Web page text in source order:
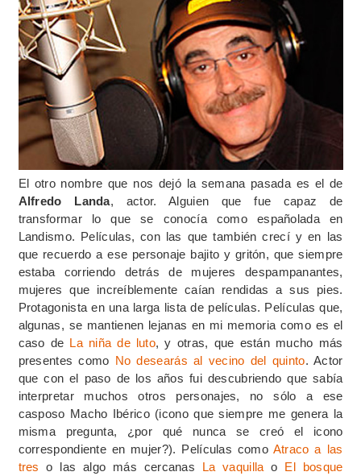
El otro nombre que nos dejó la semana pasada es el de
Alfredo Landa, actor. Alguien que fue capaz de
transformar lo que se conocía como españolada en
Landismo. Películas, con las que también crecí y en las
que recuerdo a ese personaje bajito y gritón, que siempre
estaba corriendo detrás de mujeres despampanantes,
mujeres que increíblemente caían rendidas a sus pies.
Protagonista en una larga lista de películas. Películas que,
algunas, se mantienen lejanas en mi memoria como es el
caso de La niña de luto, y otras, que están mucho más
presentes como No desearás al vecino del quinto. Actor
que con el paso de los años fui descubriendo que sabía
interpretar muchos otros personajes, no sólo a ese
casposo Macho Ibérico (icono que siempre me genera la
misma pregunta, ¿por qué nunca se creó el icono
correspondiente en mujer?). Películas como Atraco a las
tres o las algo más cercanas La vaquilla o El bosque